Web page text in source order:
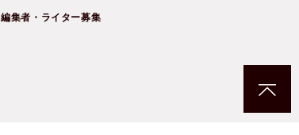
編集者・ライター募集